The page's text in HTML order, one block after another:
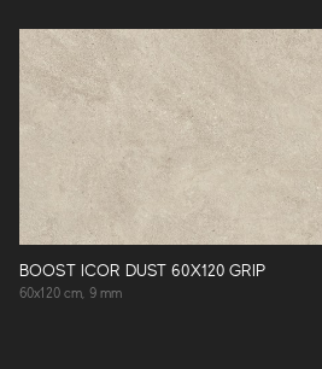
BOOST ICOR DUST 60X120 GRIP
60x120 cm, 9 mm